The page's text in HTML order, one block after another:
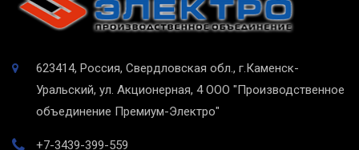
623414, Россия, Свердловская обл., г.Каменск-
Уральский, ул. Акционерная, 4 ООО "Производственное
объединение Премиум-Электро"
+7-3439-399-559